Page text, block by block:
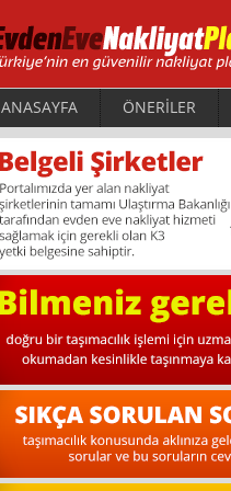
ANASAYFA ÖNERİLER